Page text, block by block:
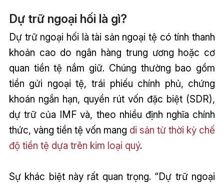
Dự trữ ngoại hối là gì?
Dự trữ ngoại hối là tài sản ngoại tệ có tính thanh
khoản cao do ngân hàng trung ương hoặc cơ
quan tiền tệ nắm giữ. Chúng thường bao gồm
tiền gửi ngoại tệ, trái phiếu chính phủ, chứng
khoán ngắn hạn, quyền rút vốn đặc biệt (SDR),
dự trữ của IMF và, theo nhiều định nghĩa chính
thức, vàng tiền tệ vốn mang di sản từ thời kỳ chế
độ tiền tệ dựa trên kim loại quý.
Sự khác biệt này rất quan trọng. “Dự trữ ngoại